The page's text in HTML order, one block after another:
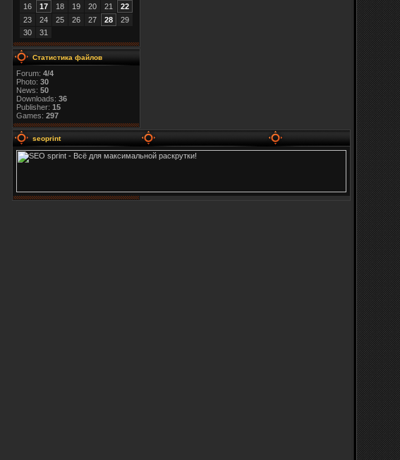
16
17 18 19 20 21
22
23
24 25 26 27 28
29
30
31
Статистика файлов
Forum: 4/4
Photo: 30
News: 50
Downloads: 36
Publisher: 15
Games: 297
seoprint